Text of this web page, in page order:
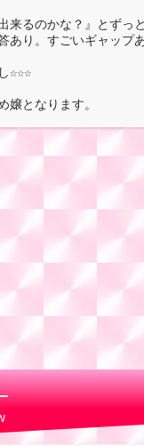
来るのかな？』とず
あり。すごいギャップ
☆☆☆
嬢となります。